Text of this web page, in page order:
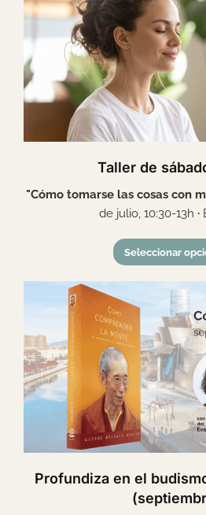
Taller de
"Cómo tomarse las cosas con
de julio, 10:30-13h ·
Seleccionar
Profundiza en el